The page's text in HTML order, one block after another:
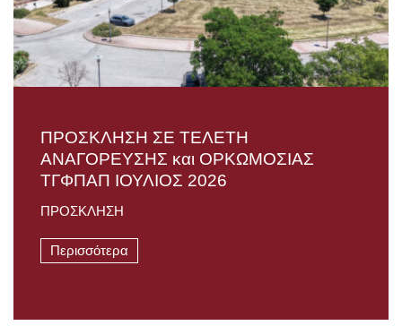
ΠΡΟΣΚΛΗΣΗ ΣΕ ΤΕΛΕΤΗ
AΝΑΓΟΡΕΥΣΗΣ και ΟΡΚΩΜΟΣΙΑΣ
TΓΦΠΑΠ ΙΟΥΛΙΟΣ 2026
ΠΡΟΣΚΛΗΣΗ
Περισσότερα